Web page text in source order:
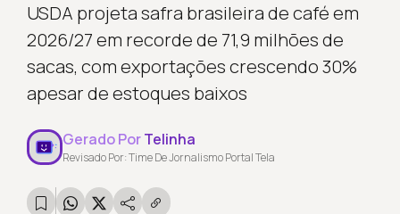
USDA projeta safra brasileira de café em
2026/27 em recorde de 71,9 milhões de
sacas, com exportações crescendo 30%
apesar de estoques baixos
Gerado PorTelinha
Revisado Por: Time De Jornalismo Portal Tela